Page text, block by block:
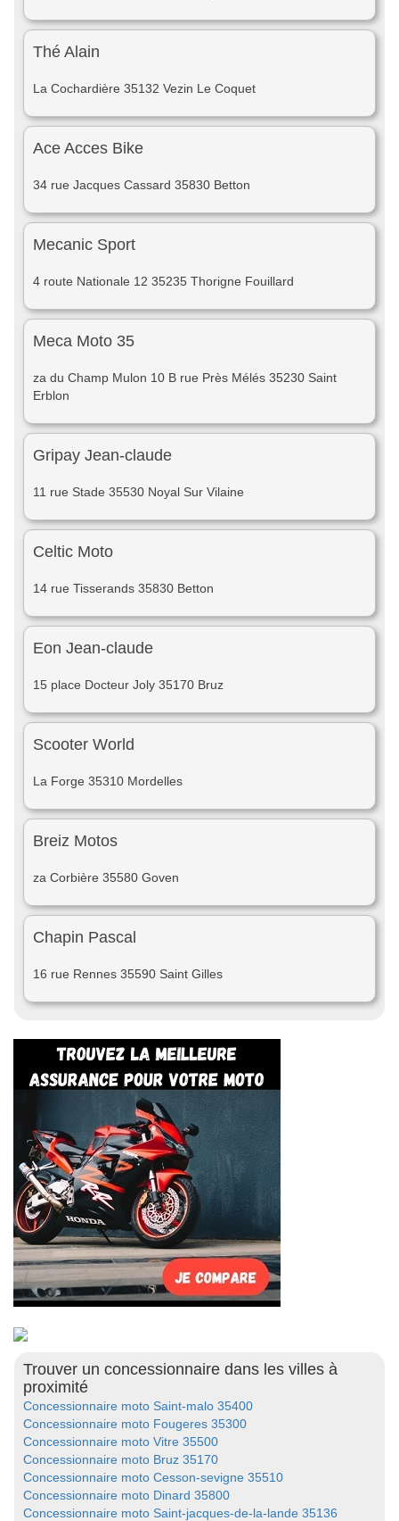
Thé Alain
La Cochardière 35132 Vezin Le Coquet
Ace Acces Bike
34 rue Jacques Cassard 35830 Betton
Mecanic Sport
4 route Nationale 12 35235 Thorigne Fouillard
Meca Moto 35
za du Champ Mulon 10 B rue Près Mélés 35230 Saint
Erblon
Gripay Jean-claude
11 rue Stade 35530 Noyal Sur Vilaine
Celtic Moto
14 rue Tisserands 35830 Betton
Eon Jean-claude
15 place Docteur Joly 35170 Bruz
Scooter World
La Forge 35310 Mordelles
Breiz Motos
za Corbière 35580 Goven
Chapin Pascal
16 rue Rennes 35590 Saint Gilles
Trouver un concessionnaire dans les villes à
proximité
Concessionnaire moto Saint-malo 35400
Concessionnaire moto Fougeres 35300
Concessionnaire moto Vitre 35500
Concessionnaire moto Bruz 35170
Concessionnaire moto Cesson-sevigne 35510
Concessionnaire moto Dinard 35800
Concessionnaire moto Saint-jacques-de-la-lande 35136